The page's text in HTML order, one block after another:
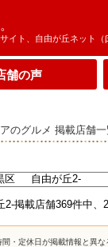
イト、自由が丘ネット（
舗の声
アのグルメ 掲載店舗
2-掲載店舗369件中、
・定休日が掲載情報と異